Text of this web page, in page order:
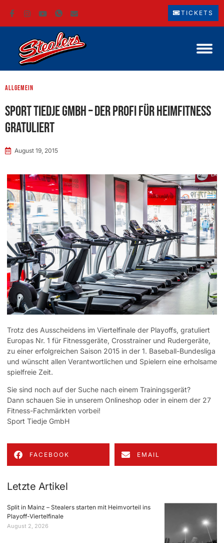
TICKETS
Allgemein
Sport Tiedje GmbH – Der Profi für Heimfitness
gratuliert
August 19, 2015
Trotz des Ausscheidens im Viertelfinale der Playoffs, gratuliert
Europas Nr. 1 für Fitnessgeräte, Crosstrainer und Rudergeräte,
zu einer erfolgreichen Saison 2015 in der 1. Baseball-Bundesliga
und wünscht allen Verantwortlichen und Spielern eine erholsame
spielfreie Zeit.
Sie sind noch auf der Suche nach einem Trainingsgerät?
Dann schauen Sie in unserem Onlineshop oder in einem der 27
Fitness-Fachmärkten vorbei!
Sport Tiedje GmbH
FACEBOOK EMAIL
Letzte Artikel
Split in Mainz – Stealers starten mit Heimvorteil ins
Playoff-Viertelfinale
August 2, 2026